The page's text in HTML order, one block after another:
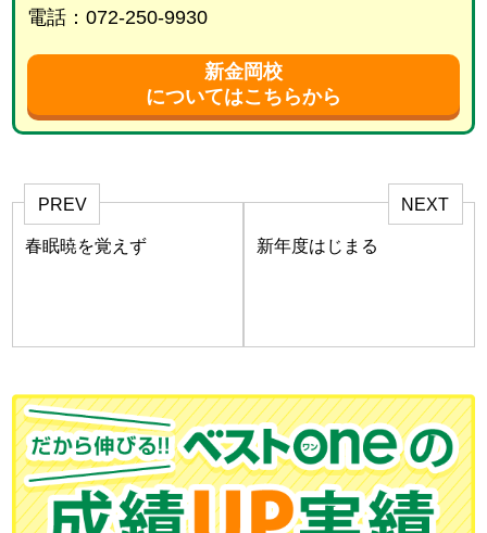
電話：072-250-9930
新金岡校
についてはこちらから
PREV
春眠暁を覚えず
NEXT
新年度はじまる